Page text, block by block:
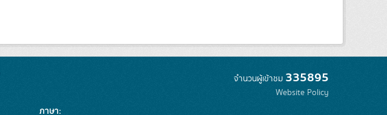
จำนวนผู้เข้าชม 335895
Website Policy
ภาษา